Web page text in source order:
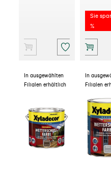
Sie
%
In ausgewählten
Filialen erhältlich
In
Filialen